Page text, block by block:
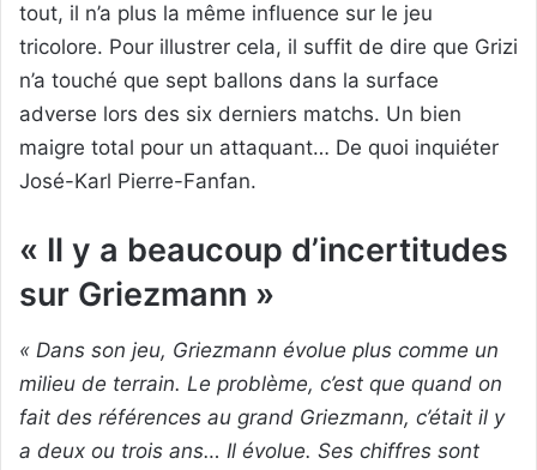
tout, il n’a plus la même influence sur le jeu
tricolore. Pour illustrer cela, il suffit de dire que Grizi
n’a touché que sept ballons dans la surface
adverse lors des six derniers matchs. Un bien
maigre total pour un attaquant… De quoi inquiéter
José-Karl Pierre-Fanfan.
« Il y a beaucoup d’incertitudes
sur Griezmann »
« Dans son jeu, Griezmann évolue plus comme un
milieu de terrain. Le problème, c’est que quand on
fait des références au grand Griezmann, c’était il y
a deux ou trois ans… Il évolue. Ses chiffres sont